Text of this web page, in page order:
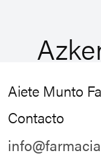
Aiete Munto
Contacto